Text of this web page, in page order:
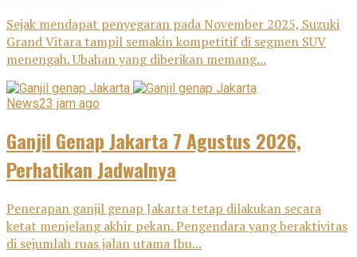
Sejak mendapat penyegaran pada November 2025, Suzuki
Grand Vitara tampil semakin kompetitif di segmen SUV
menengah. Ubahan yang diberikan memang...
News23 jam ago
Ganjil Genap Jakarta 7 Agustus 2026,
Perhatikan Jadwalnya
Penerapan ganjil genap Jakarta tetap dilakukan secara
ketat menjelang akhir pekan. Pengendara yang beraktivitas
di sejumlah ruas jalan utama Ibu...